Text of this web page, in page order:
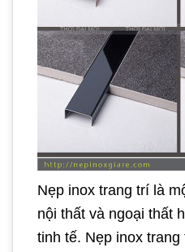
Nẹp inox trang trí là
nội thất và ngoại thất
tinh tế. Nẹp inox